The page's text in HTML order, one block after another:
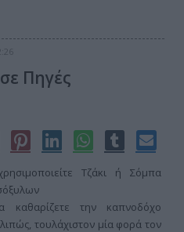
Πηγές
Τζάκι ή Σόμπα
καθαρίζετε την καπνοδόχο
τουλάχιστον μία φορά τον